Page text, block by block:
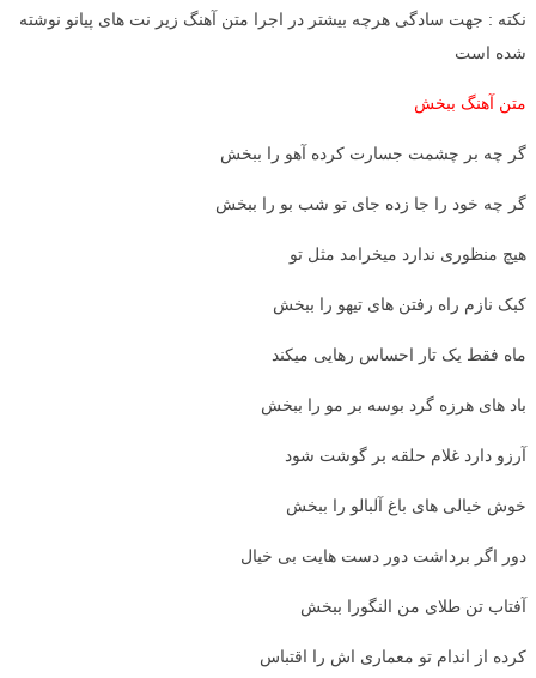
نکته : جهت سادگی هرچه بیشتر در اجرا متن آهنگ زیر نت های پیانو نوشته
شده است
متن آهنگ ببخش
گر چه بر چشمت جسارت کرده آهو را ببخش
گر چه خود را جا زده جای تو شب بو را ببخش
هیچ منظوری ندارد میخرامد مثل تو
کبک نازم راه رفتن های تیهو را ببخش
ماه فقط یک تار احساس رهایی میکند
باد های هرزه گرد بوسه بر مو را ببخش
آرزو دارد غلام حلقه بر گوشت شود
خوش خیالی های باغ آلبالو را ببخش
دور اگر برداشت دور دست هایت بی خیال
آفتاب تن طلای من النگورا ببخش
کرده از اندام تو معماری اش را اقتباس